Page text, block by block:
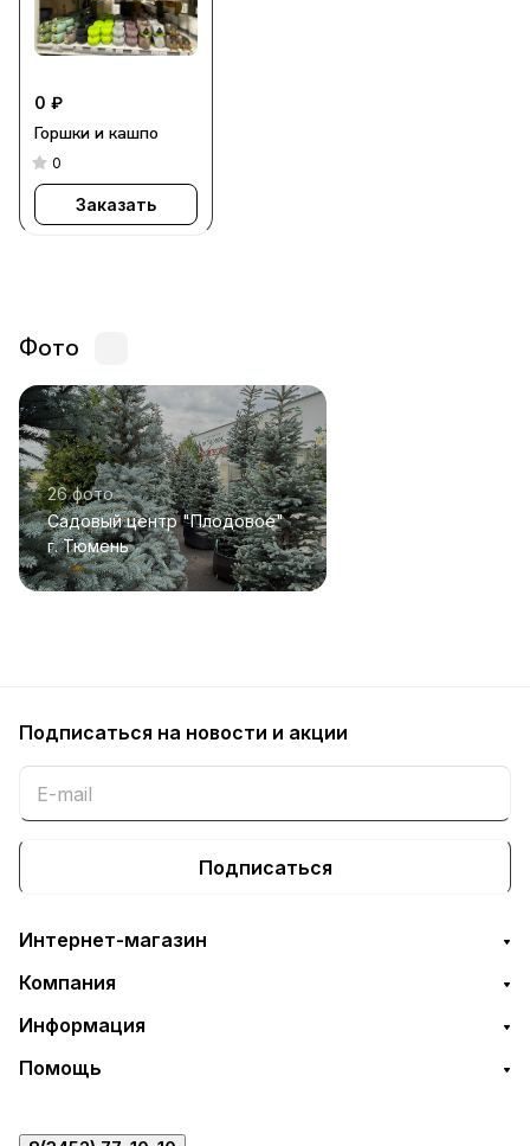
0 ₽
Горшки и кашпо
0
Заказать
Фото
26 фото
Садовый центр "Плодовое"
г. Тюмень
Подписаться на новости и акции
Подписаться
Интернет-магазин
Компания
Информация
Помощь